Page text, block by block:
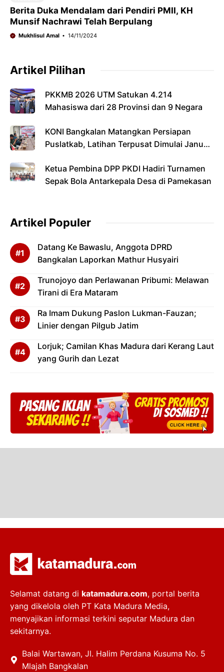
Berita Duka Mendalam dari Pendiri PMII, KH
Munsif Nachrawi Telah Berpulang
Mukhlisul Amal 14/11/2024
Artikel Pilihan
PKKMB 2026 UTM Satukan 4.214
Mahasiswa dari 28 Provinsi dan 9 Negara
KONI Bangkalan Matangkan Persiapan
Puslatkab, Latihan Terpusat Dimulai Januari
Ketua Pembina DPP PKDI Hadiri Turnamen
Sepak Bola Antarkepala Desa di Pamekasan
Artikel Populer
Datang Ke Bawaslu, Anggota DPRD
Bangkalan Laporkan Mathur Husyairi
Trunojoyo dan Perlawanan Pribumi: Melawan
Tirani di Era Mataram
Ra Imam Dukung Paslon Lukman-Fauzan;
Linier dengan Pilgub Jatim
Lorjuk; Camilan Khas Madura dari Kerang Laut
yang Gurih dan Lezat
Selamat datang di katamadura.com, portal berita
yang dikelola oleh PT Kata Madura Media,
menyajikan informasi terkini seputar Madura dan
sekitarnya.
Balai Wartawan, Jl. Halim Perdana Kusuma No. 5
Mlajah Bangkalan